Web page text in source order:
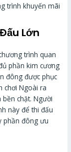
trình khuyến mãi
Lớn
trình quan
phần kim cương
đông được phục
chơi Ngoài ra
chặt. Người
này để thi đấu
phần đông ưu